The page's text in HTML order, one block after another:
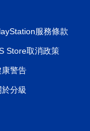
服務條款
Store取消政策
康警告
於分級